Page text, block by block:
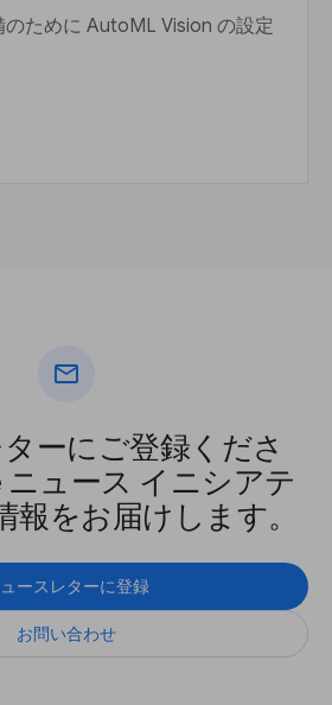
のために AutoML Vision の設定
mail
ーにご登録くださ
ュース イニシアテ
報をお届けします。
ースレターに登録
お問い合わせ